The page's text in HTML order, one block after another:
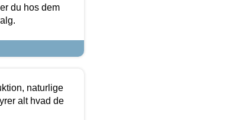
du hos dem
naturlige
alt hvad de